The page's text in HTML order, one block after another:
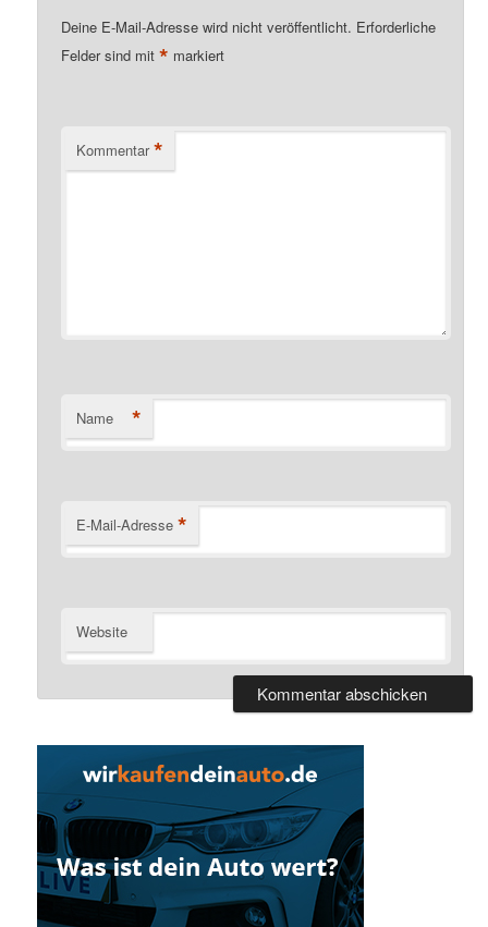
Deine E-Mail-Adresse wird nicht veröffentlicht. Erforderliche
Felder sind mit* markiert
Kommentar *
Name *
E-Mail-Adresse *
Website